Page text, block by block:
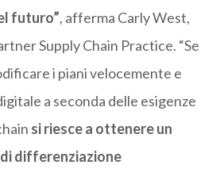
futuro”, afferma Carly West,
Supply Chain Practice. “Se
i piani velocemente e
a seconda delle esigenze
si riesce a ottenere un
differenziazione